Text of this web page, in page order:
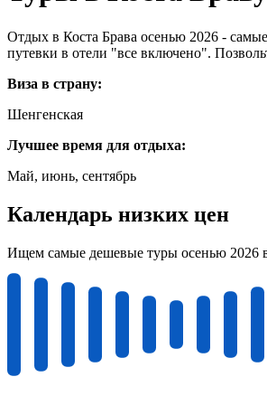
Отдых в Коста Брава осенью 2026 -
путевки в отели "все включено".
Виза в страну:
Шенгенская
Лучшее время для отдыха:
Май, июнь, сентябрь
Календарь низких цен
Ищем самые дешевые туры осенью 2026